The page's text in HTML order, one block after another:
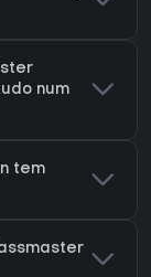
num
tem